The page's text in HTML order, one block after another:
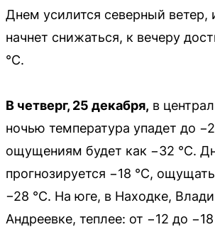
Днем усилится северный ветер,
начнет снижаться, к вечеру
°C.
В четверг, 25 декабря, в
ночью температура упадет до
ощущениям будет как −32 °C.
прогнозируется −18 °C,
−28 °C. На юге, в Находке,
Андреевке, теплее: от −12 до −18